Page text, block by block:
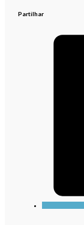
Partilhar